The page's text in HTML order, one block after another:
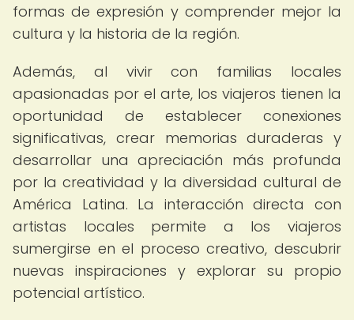
formas de expresión y comprender mejor la
cultura y la historia de la región.
Además, al vivir con familias locales
apasionadas por el arte, los viajeros tienen la
oportunidad de establecer conexiones
significativas, crear memorias duraderas y
desarrollar una apreciación más profunda
por la creatividad y la diversidad cultural de
América Latina. La interacción directa con
artistas locales permite a los viajeros
sumergirse en el proceso creativo, descubrir
nuevas inspiraciones y explorar su propio
potencial artístico.